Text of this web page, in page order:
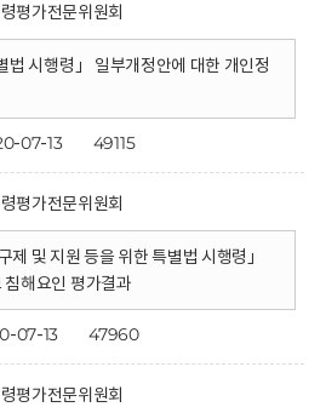
평가전문위원회
법 시행령」 일부개정안에 대한 개인정
07-13 49115
평가전문위원회
제 및 지원 등을 위한 특별법 시행령」
해요인 평가결과
07-13 47960
평가전문위원회